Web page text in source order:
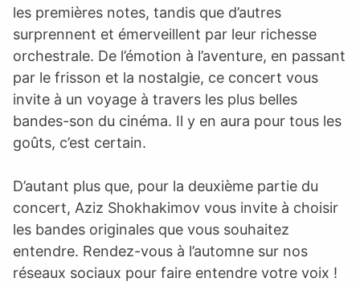
les premières notes, tandis que d’autres
surprennent et émerveillent par leur richesse
orchestrale. De l’émotion à l’aventure, en passant
par le frisson et la nostalgie, ce concert vous
invite à un voyage à travers les plus belles
bandes-son du cinéma. Il y en aura pour tous les
goûts, c’est certain.
D’autant plus que, pour la deuxième partie du
concert, Aziz Shokhakimov vous invite à choisir
les bandes originales que vous souhaitez
entendre. Rendez-vous à l’automne sur nos
réseaux sociaux pour faire entendre votre voix !